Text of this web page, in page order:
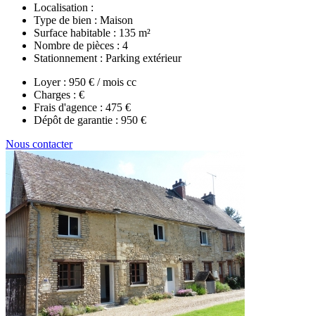
Localisation :
Type de bien : Maison
Surface habitable : 135 m²
Nombre de pièces : 4
Stationnement : Parking extérieur
Loyer : 950 € / mois cc
Charges : €
Frais d'agence : 475 €
Dépôt de garantie : 950 €
Nous contacter